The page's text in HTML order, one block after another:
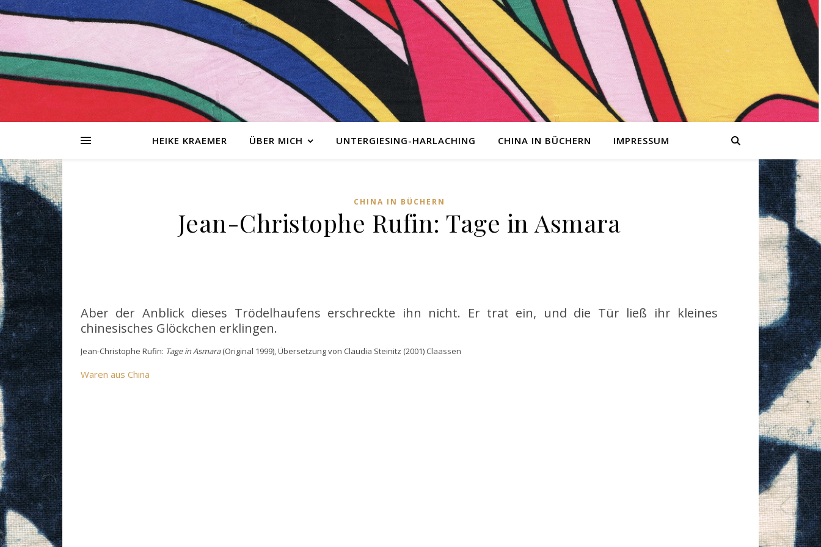
HEIKE KRAEMER ÜBER MICH UNTERGIESING-HARLACHING CHINA IN BÜCHERN IMPRESSUM
CHINA IN BÜCHERN
Jean-Christophe Rufin: Tage in Asmara
Aber der Anblick dieses Trödelhaufens erschreckte ihn nicht. Er trat ein, und die Tür ließ ihr kleines
chinesisches Glöckchen erklingen.
Jean-Christophe Rufin: Tage in Asmara(Original 1999), Übersetzung von Claudia Steinitz (2001) Claassen
Waren aus China